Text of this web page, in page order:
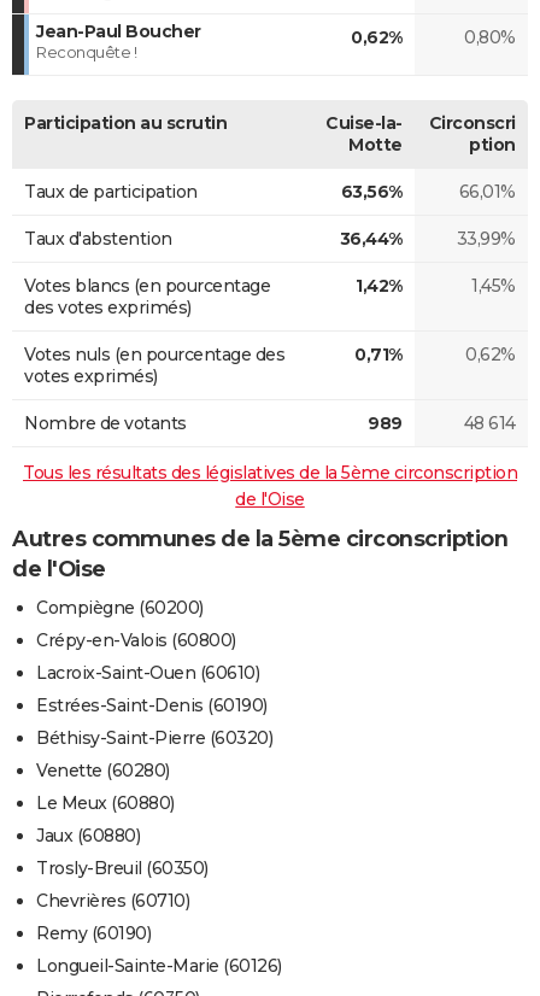
Jean-Paul Boucher
Reconquête !
0,62% 0,80%
Participation au scrutin
Cuise-la-
Motte
Circonscri
ption
Taux de participation 63,56% 66,01%
Taux d'abstention 36,44% 33,99%
Votes blancs (en pourcentage
des votes exprimés)
1,42% 1,45%
Votes nuls (en pourcentage des
votes exprimés)
0,71% 0,62%
Nombre de votants 989 48 614
Tous les résultats des législatives de la 5ème circonscription
de l'Oise
Autres communes de la 5ème circonscription
de l'Oise
Compiègne (60200)
Crépy-en-Valois (60800)
Lacroix-Saint-Ouen (60610)
Estrées-Saint-Denis (60190)
Béthisy-Saint-Pierre (60320)
Venette (60280)
Le Meux (60880)
Jaux (60880)
Trosly-Breuil (60350)
Chevrières (60710)
Remy (60190)
Longueil-Sainte-Marie (60126)